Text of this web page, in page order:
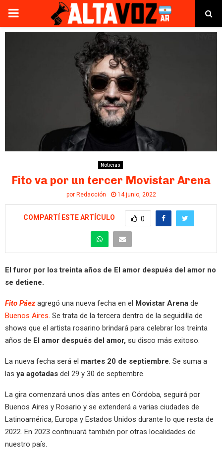
PRIMARY
Noticias
Fito va por un tercer Movistar Arena
por Redacción 14 junio, 2022
COMPARTÍ ESTE ARTÍCULO 0
El furor por los treinta años de El amor después del amor no
se detiene.
Fito Páez agregó una nueva fecha en el Movistar Arena de
Buenos Aires. Se trata de la tercera dentro de la seguidilla de
shows que el artista rosarino brindará para celebrar los treinta
años de El amor después del amor, su disco más exitoso.
La nueva fecha será el martes 20 de septiembre. Se suma a
las ya agotadas del 29 y 30 de septiembre.
La gira comenzará unos días antes en Córdoba, seguirá por
Buenos Aires y Rosario y se extenderá a varias ciudades de
Latinoamérica, Europa y Estados Unidos durante lo que resta de
2022. En 2023 continuará también por otras localidades de
nuestro país.